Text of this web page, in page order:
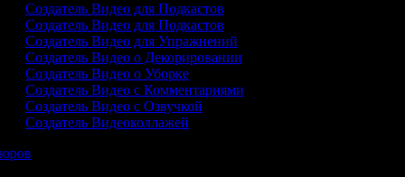
Создатель Видео для Подкастов
Создатель Видео для Подкастов
Создатель Видео для Упражнений
Создатель Видео о Декорировании
Создатель Видео о Уборке
Создатель Видео с Комментариями
Создатель Видео с Озвучкой
Создатель Видеоколлажей